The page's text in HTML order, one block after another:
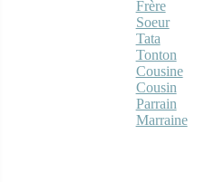
Frère
Soeur
Tata
Tonton
Cousine
Cousin
Parrain
Marraine